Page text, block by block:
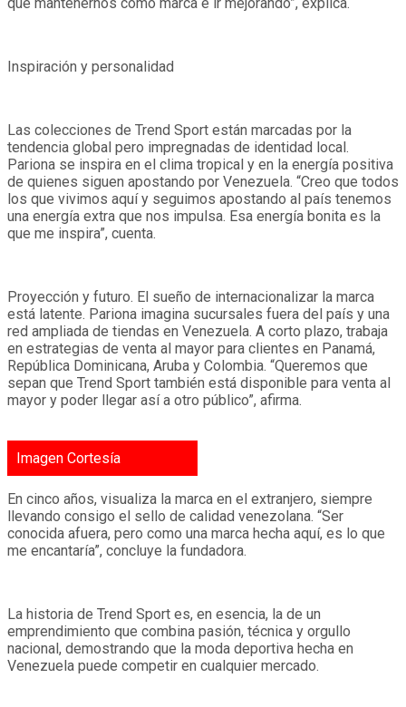
Inspiración y personalidad
Las colecciones de Trend Sport están marcadas por la
tendencia global pero impregnadas de identidad local.
Pariona se inspira en el clima tropical y en la energía positiva
de quienes siguen apostando por Venezuela. “Creo que todos
los que vivimos aquí y seguimos apostando al país tenemos
una energía extra que nos impulsa. Esa energía bonita es la
que me inspira”, cuenta.
Proyección y futuro. El sueño de internacionalizar la marca
está latente. Pariona imagina sucursales fuera del país y una
red ampliada de tiendas en Venezuela. A corto plazo, trabaja
en estrategias de venta al mayor para clientes en Panamá,
República Dominicana, Aruba y Colombia. “Queremos que
sepan que Trend Sport también está disponible para venta al
mayor y poder llegar así a otro público”, afirma.
Imagen Cortesía
En cinco años, visualiza la marca en el extranjero, siempre
llevando consigo el sello de calidad venezolana. “Ser
conocida afuera, pero como una marca hecha aquí, es lo que
me encantaría”, concluye la fundadora.
La historia de Trend Sport es, en esencia, la de un
emprendimiento que combina pasión, técnica y orgullo
nacional, demostrando que la moda deportiva hecha en
Venezuela puede competir en cualquier mercado.